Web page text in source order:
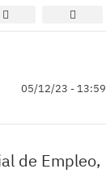
05/12/23 - 13:59
de Empleo,